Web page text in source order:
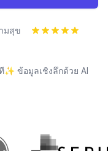
มสุข
✨ ข้อมูลเชิงลึกด้วย AI